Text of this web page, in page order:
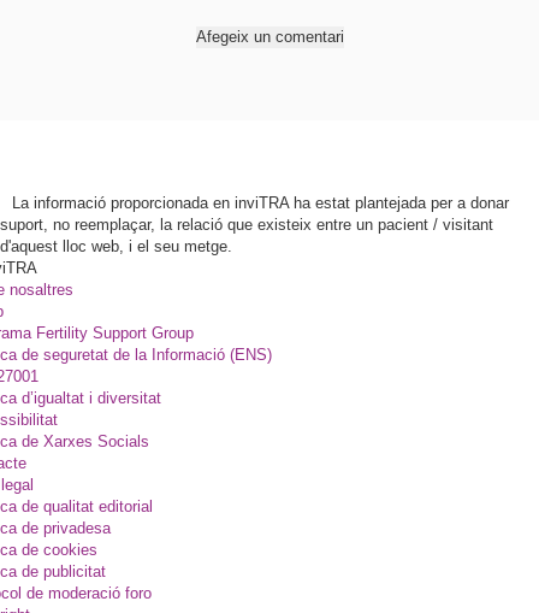
Afegeix un comentari
La informació proporcionada en inviTRA ha estat plantejada per a donar
suport, no reemplaçar, la relació que existeix entre un pacient / visitant
d'aquest lloc web, i el seu metge.
nosaltres
Fertility Support Group
de seguretat de la Informació (ENS)
d’igualtat i diversitat
de Xarxes Socials
de qualitat editorial
de privadesa
de cookies
de publicitat
de moderació foro